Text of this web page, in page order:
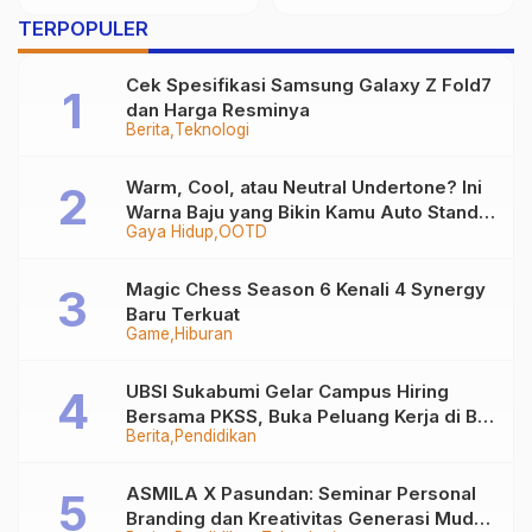
Fresh Graduate Prodi
Sistem Informasi
Akuntansi
TERPOPULER
Berita Teknologi
Cek Spesifikasi Samsung Galaxy Z Fold7
dan Harga Resminya
Gaya Hidup OOTD
Warm, Cool, atau Neutral Undertone? Ini
Warna Baju yang Bikin Kamu Auto Stand
Out
Game Hiburan
Magic Chess Season 6 Kenali 4 Synergy
Baru Terkuat
Berita Pendidikan
UBSI Sukabumi Gelar Campus Hiring
Bersama PKSS, Buka Peluang Kerja di BRI
Group
ASMILA X Pasundan: Seminar Personal
Branding dan Kreativitas Generasi Muda